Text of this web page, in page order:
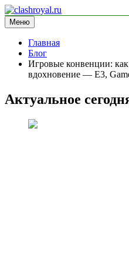
Перейти
к
содержимому
clashroyal.ru
информационный сайт
Меню
Главная
Блог
Игровые конвенции:
вдохновение — E3,
Актуальное